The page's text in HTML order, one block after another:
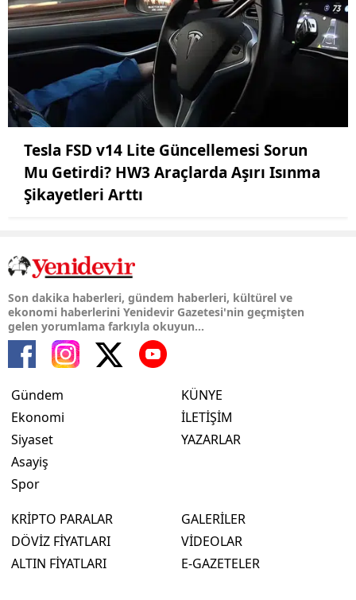
Tesla FSD v14 Lite Güncellemesi Sorun
Mu Getirdi? HW3 Araçlarda Aşırı Isınma
Şikayetleri Arttı
Son dakika haberleri, gündem haberleri, kültürel ve
ekonomi haberlerini Yenidevir Gazetesi'nin geçmişten
gelen yorumlama farkıyla okuyun...
Gündem
Ekonomi
Siyaset
Asayiş
Spor
KÜNYE
İLETİŞİM
YAZARLAR
KRİPTO PARALAR
DÖVİZ FİYATLARI
ALTIN FİYATLARI
GALERİLER
VİDEOLAR
E-GAZETELER